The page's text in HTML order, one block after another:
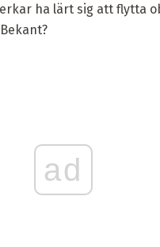
ha lärt sig att flytta
ad